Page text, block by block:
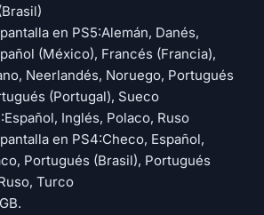
en PS5:Alemán, Danés,
(México), Francés (Francia),
Neerlandés, Noruego, Portugués
(Portugal), Sueco
Inglés, Polaco, Ruso
en PS4:Checo, Español,
Portugués (Brasil), Portugués
Turco